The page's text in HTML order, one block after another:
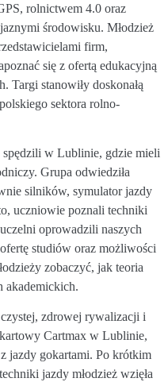
rolnictwem 4.0 oraz
środowisku. Młodzież
firm,
się z ofertą edukacyjną
stanowiły doskonałą
sektora rolno-
w Lublinie, gdzie mieli
Grupa odwiedziła
silników, symulator jazdy
uczniowie poznali techniki
oprowadzili naszych
studiów oraz możliwości
zobaczyć, jak teoria
akademickich.
zdrowej rywalizacji i
Cartmax w Lublinie,
jazdy gokartami. Po krótkim
jazdy młodzież wzięła